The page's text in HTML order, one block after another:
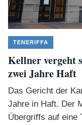
TENERIFFA
Kellner vergeht
zwei Jahre Haft
Das Gericht der
Jahre in Haft. Der
Übergriffs auf eine